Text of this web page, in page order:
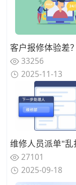
33256
2025-11-13
27101
2025-09-18